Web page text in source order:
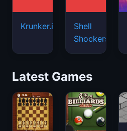
Krunker.io
Shell
Shockers
Latest Games